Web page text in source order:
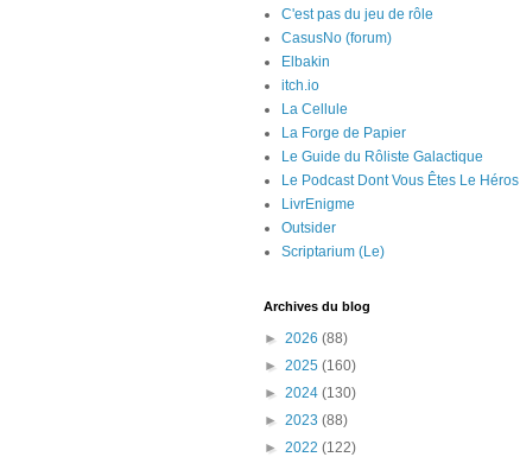
C'est pas du jeu de rôle
CasusNo (forum)
Elbakin
itch.io
La Cellule
La Forge de Papier
Le Guide du Rôliste Galactique
Le Podcast Dont Vous Êtes Le Héros
LivrEnigme
Outsider
Scriptarium (Le)
Archives du blog
► 2026 (88)
► 2025 (160)
► 2024 (130)
► 2023 (88)
► 2022 (122)